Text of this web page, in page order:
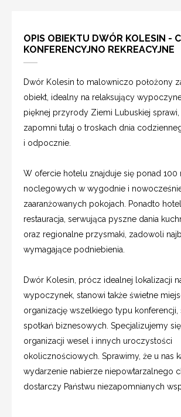
OPIS OBIEKTU DWÓR KOLESIN -
KONFERENCYJNO REKREACYJNE
Dwór Kolesin to malowniczo położony
obiekt, idealny na relaksujący
pięknej przyrody Ziemi Lubuskiej sprawi,
zapomni tutaj o troskach dnia
i odpocznie.
W ofercie hotelu znajduje się ponad 100
noclegowych w wygodnie i
zaaranżowanych pokojach. Ponadto
restauracja, serwująca pyszne dania
oraz regionalne przysmaki, zadowoli
wymagające podniebienia.
Dwór Kolesin, prócz idealnej lokalizacji
wypoczynek, stanowi także świetne
organizację wszelkiego typu konferencji,
spotkań biznesowych. Specjalizujemy
organizacji wesel i innych uroczystości
okolicznościowych. Sprawimy, że u nas
wydarzenie nabierze niepowtarzalnego
dostarczy Państwu niezapomnianych